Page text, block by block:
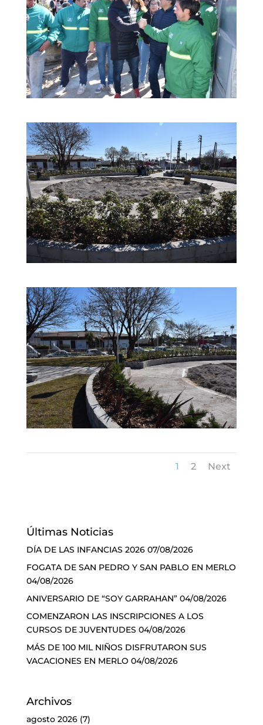
1 2 Next
Últimas Noticias
DÍA DE LAS INFANCIAS 2026 07/08/2026
FOGATA DE SAN PEDRO Y SAN PABLO EN MERLO
04/08/2026
ANIVERSARIO DE “SOY GARRAHAN” 04/08/2026
COMENZARON LAS INSCRIPCIONES A LOS
CURSOS DE JUVENTUDES 04/08/2026
MÁS DE 100 MIL NIÑOS DISFRUTARON SUS
VACACIONES EN MERLO 04/08/2026
Archivos
agosto 2026(7)